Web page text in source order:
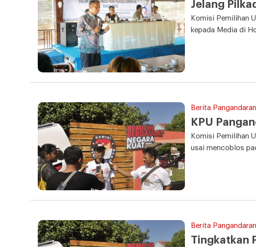
Jelang
Komisi Pemilihan
kepada Media di
Berita
KPU
Komisi Pemilihan
usai mencoblos
Berita
Tingkatkan